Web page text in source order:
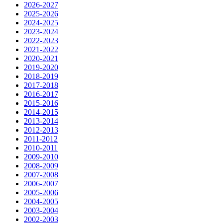
2026-2027
2025-2026
2024-2025
2023-2024
2022-2023
2021-2022
2020-2021
2019-2020
2018-2019
2017-2018
2016-2017
2015-2016
2014-2015
2013-2014
2012-2013
2011-2012
2010-2011
2009-2010
2008-2009
2007-2008
2006-2007
2005-2006
2004-2005
2003-2004
2002-2003